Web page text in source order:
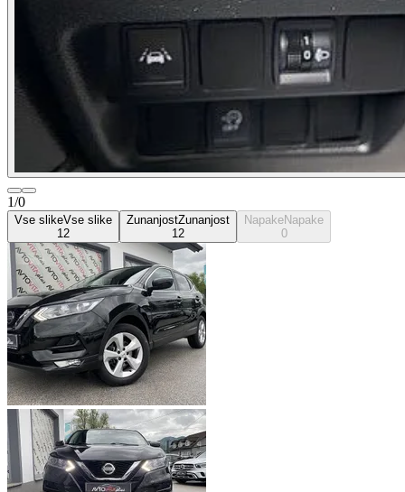
1/0
Vse slikeVse slike
12
ZunanjostZunanjost
12
NapakeNapake
0